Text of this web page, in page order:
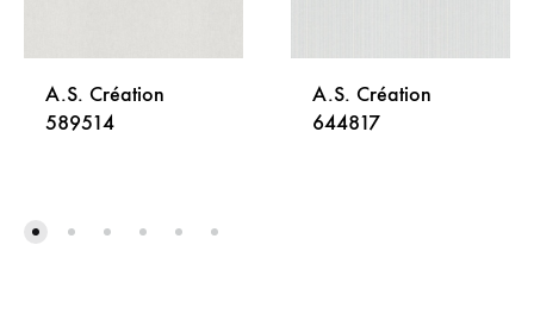
A.S. Création
589514
A.S. Création
644817